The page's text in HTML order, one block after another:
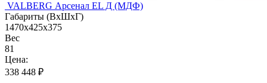
VALBERG Арсенал EL Д (МДФ)
Габариты (ВхШхГ)
1470x425x375
Вес
81
Цена:
338 448 ₽